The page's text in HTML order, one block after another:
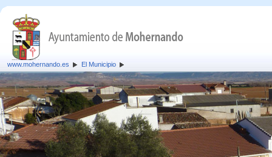
www.mohernando.es El Municipio